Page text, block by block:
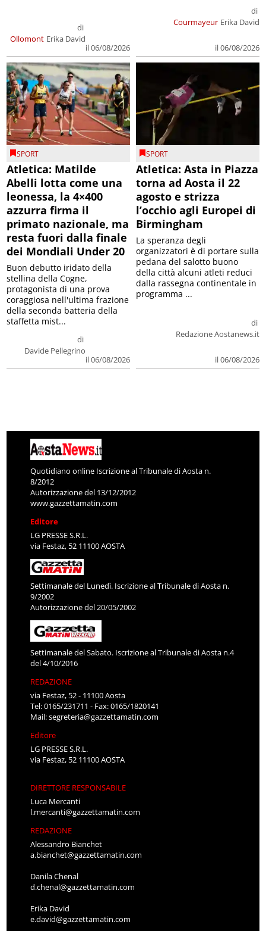
Ollomont
di
Erika David
il 06/08/2026
Courmayeur
di
Erika David
il 06/08/2026
SPORT
Atletica: Matilde
Abelli lotta come una
leonessa, la 4×400
azzurra firma il
primato nazionale, ma
resta fuori dalla finale
dei Mondiali Under 20
di
Davide Pellegrino
il 06/08/2026
Buon debutto iridato della
stellina della Cogne,
protagonista di una prova
coraggiosa nell'ultima frazione
della seconda batteria della
staffetta mist...
SPORT
Atletica: Asta in Piazza
torna ad Aosta il 22
agosto e strizza
l’occhio agli Europei di
Birmingham
di
Redazione Aostanews.it
il 06/08/2026
La speranza degli
organizzatori è di portare sulla
pedana del salotto buono
della città alcuni atleti reduci
dalla rassegna continentale in
programma ...
Quotidiano online Iscrizione al Tribunale di Aosta n.
8/2012
Autorizzazione del 13/12/2012
www.gazzettamatin.com
Editore
LG PRESSE S.R.L.
via Festaz, 52 11100 AOSTA
Settimanale del Lunedì. Iscrizione al Tribunale di Aosta n.
9/2002
Autorizzazione del 20/05/2002
Settimanale del Sabato. Iscrizione al Tribunale di Aosta n.4
del 4/10/2016
REDAZIONE
via Festaz, 52 - 11100 Aosta
Tel: 0165/231711 - Fax: 0165/1820141
Mail:segreteria@gazzettamatin.com
Editore
LG PRESSE S.R.L.
via Festaz, 52 11100 AOSTA
DIRETTORE RESPONSABILE
Luca Mercanti
l.mercanti@gazzettamatin.com
REDAZIONE
Alessandro Bianchet
a.bianchet@gazzettamatin.com
Danila Chenal
d.chenal@gazzettamatin.com
Erika David
e.david@gazzettamatin.com